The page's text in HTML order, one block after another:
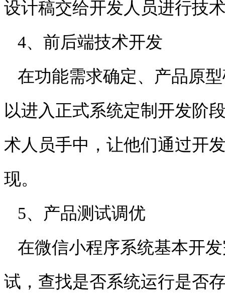
设计稿交给开发人员进行技
4、前后端技术开发
在功能需求确定、产品原
以进入正式系统定制开发阶
术人员手中，让他们通过开
现。
5、产品测试调优
在微信小程序系统基本开
试，查找是否系统运行是否